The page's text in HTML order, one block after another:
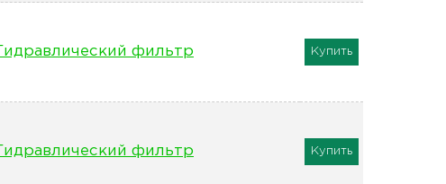
Гидравлический фильтр Купить
Гидравлический фильтр Купить